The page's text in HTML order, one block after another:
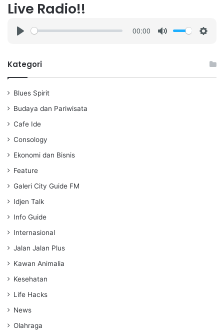
Live Radio!!
a
00:00
Kategori
Blues Spirit
Budaya dan Pariwisata
Cafe Ide
Consology
Ekonomi dan Bisnis
Feature
Galeri City Guide FM
Idjen Talk
Info Guide
Internasional
Jalan Jalan Plus
Kawan Animalia
Kesehatan
Life Hacks
News
Olahraga